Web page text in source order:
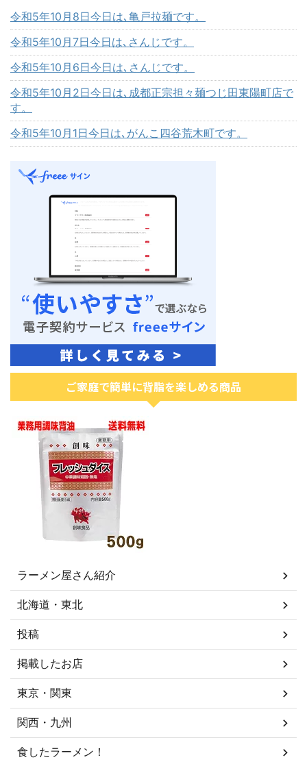
令和5年10月8日今日は､亀戸拉麺です。
令和5年10月7日今日は､さんじです。
令和5年10月6日今日は､さんじです。
令和5年10月2日今日は､成都正宗担々麺つじ田東陽町店で
す。
令和5年10月1日今日は､がんこ四谷荒木町です。
ご家庭で簡単に背脂を楽しめる商品
ラーメン屋さん紹介
北海道・東北
投稿
掲載したお店
東京・関東
関西・九州
食したラーメン！